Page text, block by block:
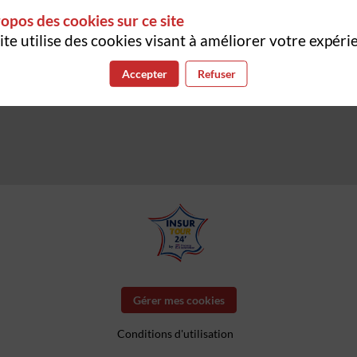
Gérer mes cookies
Conditions d'utilisation
des cookies sur ce site
utilise des cookies visant à améliorer votre
Accepter Refuser